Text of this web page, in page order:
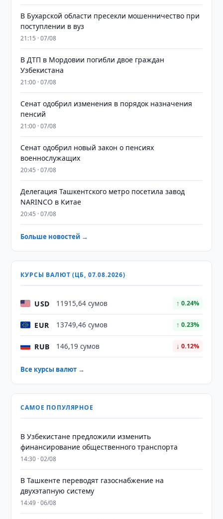
В Бухарской области пресекли мошенничество при
поступлении в вуз
21:15 · 07/08
В ДТП в Мордовии погибли двое граждан
Узбекистана
21:00 · 07/08
Сенат одобрил изменения в порядок назначения
пенсий
21:00 · 07/08
Сенат одобрил новый закон о пенсиях
военнослужащих
20:45 · 07/08
Делегация Ташкентского метро посетила завод
NARINCO в Китае
20:45 · 07/08
Больше новостей →
КУРСЫ ВАЛЮТ (ЦБ, 07.08.2026)
USD 11915,64 сумов ↑ 0.24%
EUR 13749,46 сумов ↑ 0.23%
RUB 146,19 сумов ↓ 0.12%
Все курсы валют →
САМОЕ ПОПУЛЯРНОЕ
В Узбекистане предложили изменить
финансирование общественного транспорта
14:30 · 02/08
В Ташкенте переводят газоснабжение на
двухэтапную систему
14:49 · 06/08